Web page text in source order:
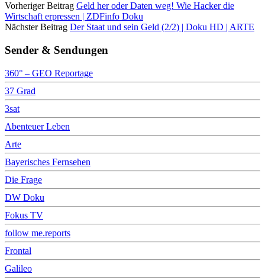
Vorheriger Beitrag Geld her oder Daten weg! Wie Hacker die
Wirtschaft erpressen | ZDFinfo Doku
Nächster Beitrag Der Staat und sein Geld (2/2) | Doku HD | ARTE
Sender & Sendungen
360° – GEO Reportage
37 Grad
3sat
Abenteuer Leben
Arte
Bayerisches Fernsehen
Die Frage
DW Doku
Fokus TV
follow me.reports
Frontal
Galileo